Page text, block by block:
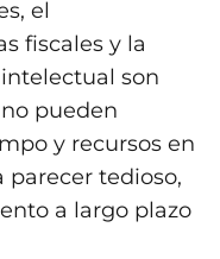
el
fiscales y la
son
pueden
y recursos en
parecer tedioso,
a largo plazo